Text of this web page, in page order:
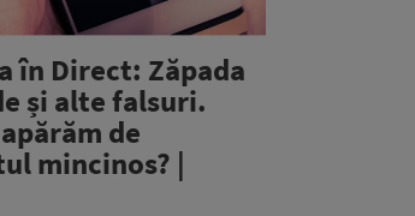
în Direct: Zăpada
și alte falsuri.
de
mincinos? |